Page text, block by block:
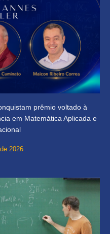
prêmio voltado à
em Matemática Aplicada e
2026